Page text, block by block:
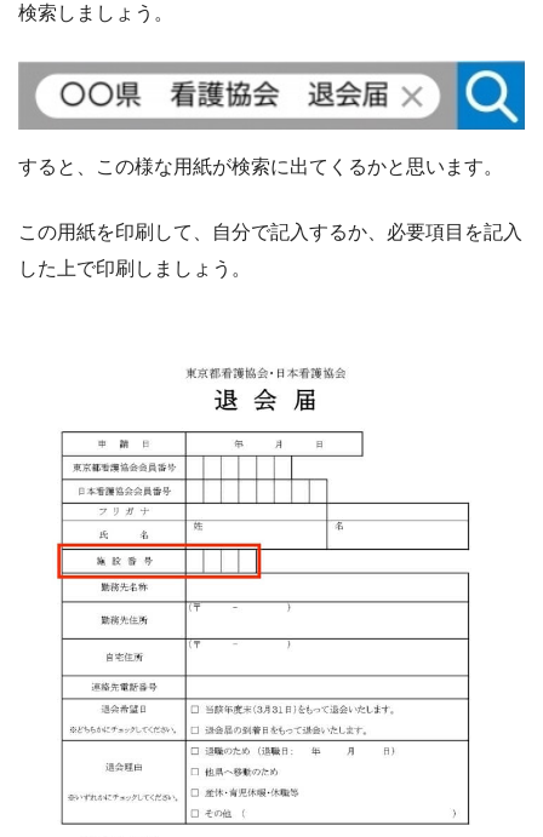
検索しましょう。
すると、この様な用紙が検索に出てくるかと思います。
この用紙を印刷して、自分で記入するか、必要項目を記入
した上で印刷しましょう。